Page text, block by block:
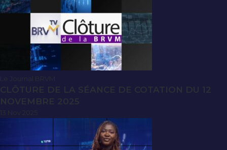
Le Journal BRVM
CLÔTURE DE LA SÉANCE DE COTATION DU 12
NOVEMBRE 2025